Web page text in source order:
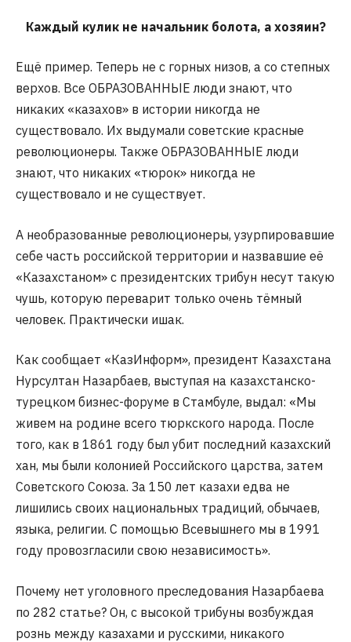
Каждый кулик не начальник болота, а хозяин?
Ещё пример. Теперь не с горных низов, а со степных
верхов. Все ОБРАЗОВАННЫЕ люди знают, что
никаких «казахов» в истории никогда не
существовало. Их выдумали советские красные
революционеры. Также ОБРАЗОВАННЫЕ люди
знают, что никаких «тюрок» никогда не
существовало и не существует.
А необразованные революционеры, узурпировавшие
себе часть российской территории и назвавшие её
«Казахстаном» с президентских трибун несут такую
чушь, которую переварит только очень тёмный
человек. Практически ишак.
Как сообщает «КазИнформ», президент Казахстана
Нурсултан Назарбаев, выступая на казахстанско-
турецком бизнес-форуме в Стамбуле, выдал: «Мы
живем на родине всего тюркского народа. После
того, как в 1861 году был убит последний казахский
хан, мы были колонией Российского царства, затем
Советского Союза. За 150 лет казахи едва не
лишились своих национальных традиций, обычаев,
языка, религии. С помощью Всевышнего мы в 1991
году провозгласили свою независимость».
Почему нет уголовного преследования Назарбаева
по 282 статье? Он, с высокой трибуны возбуждая
рознь между казахами и русскими, никакого